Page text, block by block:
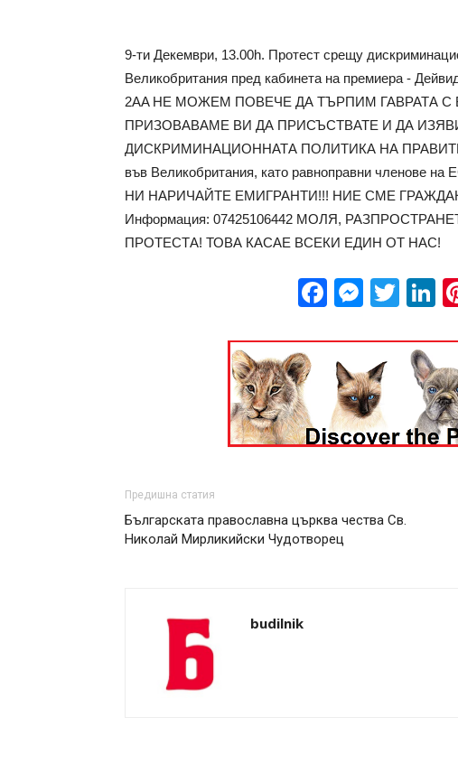
9-ти Декември, 13.00h. Протест срещу
Великобритания пред кабинета на премиера -
2AA НЕ МОЖЕМ ПОВЕЧЕ ДА ТЪРПИМ ГАВРАТА
ПРИЗОВАВАМЕ ВИ ДА ПРИСЪСТВАТЕ И ДА
ДИСКРИМИНАЦИОННАТА ПОЛИТИКА НА
във Великобритания, като равноправни
НИ НАРИЧАЙТЕ ЕМИГРАНТИ!!! НИЕ СМЕ
Информация: 07425106442 МОЛЯ,
ПРОТЕСТА! ТОВА КАСАЕ ВСЕКИ ЕДИН ОТ НАС!
Facebook
Предишна статия
Българската православна църква чества Св.
Николай Мирликийски Чудотворец
budilnik